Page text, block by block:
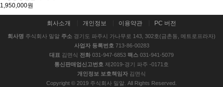
1,950,000원
회사소개 개인정보 이용약관 PC 버전
회사명 주식회사 밀알 주소 경기도 파주시 가나무로 143, 302호(금촌동, 메트로프라자)
사업자 등록번호 713-86-00283
대표 김면식 전화 031-947-6853 팩스 031-941-5079
통신판매업신고번호 제2019-경기 파주 -0171호
개인정보 보호책임자 김면식
Copyright © 2019 주식회사 밀알. All Rights Reserved.